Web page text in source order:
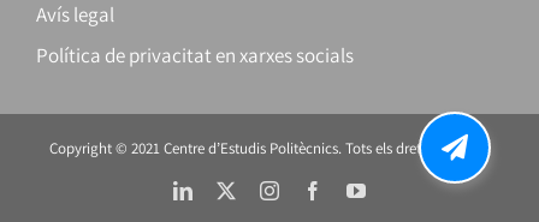
Avís legal
Política de privacitat en xarxes socials
Copyright © 2021 Centre d’Estudis Politècnics. Tots els drets reservats.
LinkedIn InstagramFacebookYouTube